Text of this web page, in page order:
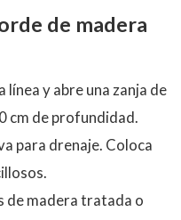
de madera
línea y abre una zanja de
cm de profundidad.
para drenaje. Coloca
de madera tratada o